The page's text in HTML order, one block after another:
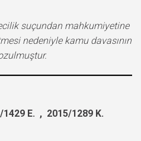
suçundan mahkumiyetine
nedeniyle kamu davasının
E. , 2015/1289 K.